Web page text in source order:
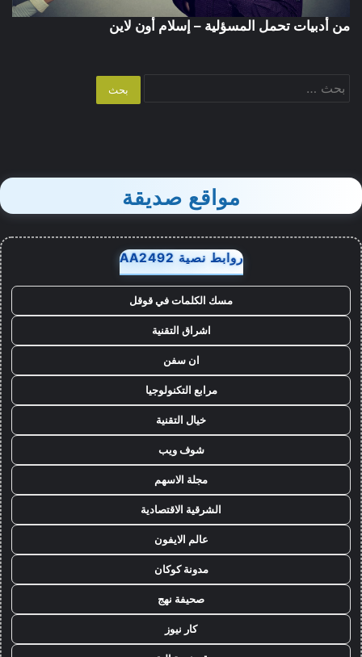
من أدبيات تحمل المسؤلية – إسلام أون لاين
عن:
مواقع صديقة
روابط نصية AA2492
مسك الكلمات في قوقل
اشراق التقنية
ان سفن
مرابع التكنولوجيا
خيال التقنية
شوف ويب
مجلة الاسهم
الشرقية الاقتصادية
عالم الايفون
مدونة كوكان
صحيفة نهج
كار نيوز